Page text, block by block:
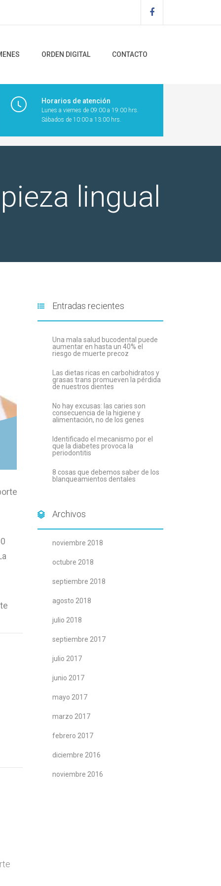
ORDEN DIGITAL CONTACTO
Horarios de atención
Lunes a viernes de 09:00 a 19:00 hrs.
Sábados de 10:00 a 13:00 hrs.
lingual
Entradas recientes
Una mala salud bucodental puede
aumentar en hasta un 40% el
riesgo de muerte precoz
Las dietas ricas en carbohidratos y
grasas trans promueven la pérdida
de nuestros dientes
No hay excusas: las caries son
consecuencia de la higiene y
alimentación, no de los genes
Identificado el mecanismo por el
que la diabetes provoca la
periodontitis
8 cosas que debemos saber de los
blanqueamientos dentales
Archivos
noviembre 2018
octubre 2018
septiembre 2018
agosto 2018
julio 2018
septiembre 2017
julio 2017
junio 2017
mayo 2017
marzo 2017
febrero 2017
diciembre 2016
noviembre 2016